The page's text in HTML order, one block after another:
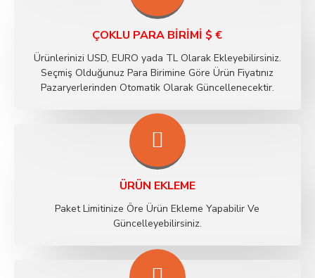
ÇOKLU PARA BIRIMI $ €
Ürünlerinizi USD, EURO yada TL Olarak Ekleyebilirsiniz.
Seçmiş Olduğunuz Para Birimine Göre Ürün Fiyatınız
Pazaryerlerinden Otomatik Olarak Güncellenecektir.
ÜRÜN EKLEME
Paket Limitinize Öre Ürün Ekleme Yapabilir Ve
Güncelleyebilirsiniz.